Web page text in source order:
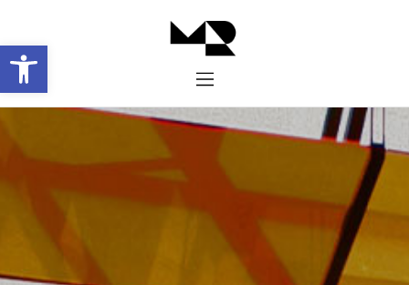
Abrir barra de herramientas
Inicio
Proyectos
Contacto